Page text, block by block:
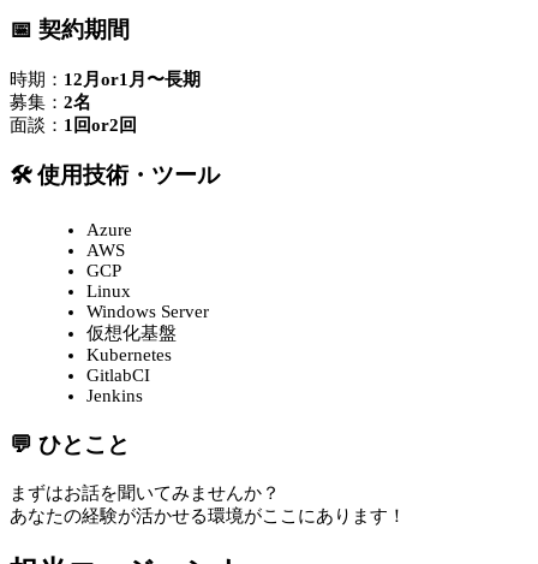
📅 契約期間
時期： 12月or1月〜長期
募集： 2名
面談： 1回or2回
🛠 使用技術・ツール
Azure
AWS
GCP
Linux
Windows Server
仮想化基盤
Kubernetes
GitlabCI
Jenkins
💬 ひとこと
まずはお話を聞いてみませんか？
あなたの経験が活かせる環境がここにあります！